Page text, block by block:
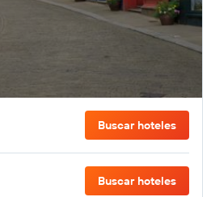
Buscar hoteles
Buscar hoteles